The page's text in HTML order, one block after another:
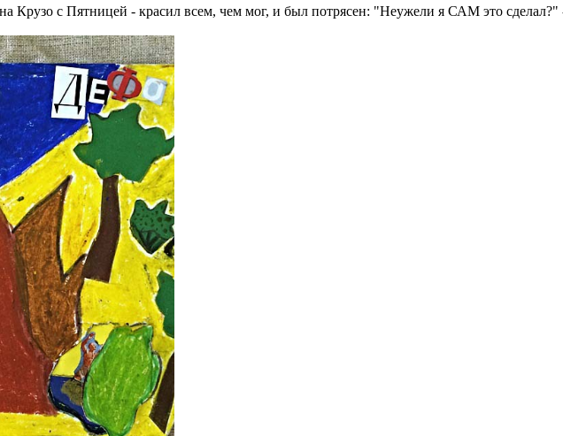
Крузо с Пятницей - красил всем, чем мог, и был потрясен: "Неужели я САМ это сделал?"